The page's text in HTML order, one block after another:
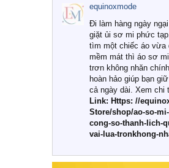
khí hậu và nhu cầu sử
đình? Hãy cùng
giải đáp chi tiết qua
1. Tại sao các gia
chuộng chăn ga gối
Khác với các dòng
thường, những bộ
cao cấp trải qua quy
nghiêm ngặt từ khâu
liệu tự nhiên đến công
nhuộm hiện đại
này, bạn sẽ cảm
equinoxmode
Đi làm hàng ngày
giặt ủi sơ mi phức
tìm một chiếc áo vừa
mềm mát thì áo sơ
trơn không nhăn
hoàn hảo giúp bạn
cả ngày dài. Xem chi
Link: Https: //
Store/shop/ao-so-
cong-so-thanh-lich-
vai-lua-tronkhong-